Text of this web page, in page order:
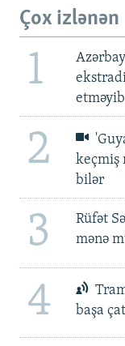
Çox izlənən
1
etməyib
2
keçmiş
bilər
3
Rüfət
mənə
4
başa